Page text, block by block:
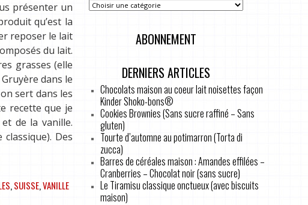
présenter un
qu’est la
reposer le lait
du lait.
grasses (elle
dans le
sert dans les
recette que je
de la vanille.
Des
,SUISSE,VANILLE
ABONNEMENT
DERNIERS ARTICLES
Chocolats maison au coeur lait noisettes façon
Kinder Shoko-bons®
Cookies Brownies (Sans sucre raffiné – Sans
gluten)
Tourte d’automne au potimarron (Torta di
zucca)
Barres de céréales maison : Amandes effilées –
Cranberries – Chocolat noir (sans sucre)
Le Tiramisu classique onctueux (avec biscuits
maison)